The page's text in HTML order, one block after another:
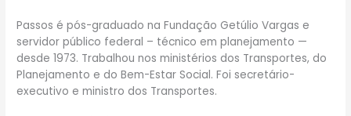
Passos é pós-graduado na Fundação Getúlio Vargas e
servidor público federal – técnico em planejamento —
desde 1973. Trabalhou nos ministérios dos Transportes, do
Planejamento e do Bem-Estar Social. Foi secretário-
executivo e ministro dos Transportes.